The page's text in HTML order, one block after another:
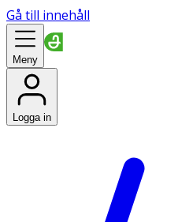
Gå till innehåll
Meny
Logga in